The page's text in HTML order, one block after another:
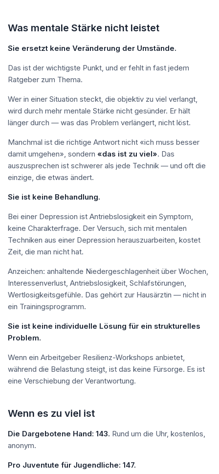
Was mentale Stärke nicht leistet
Sie ersetzt keine Veränderung der Umstände.
Das ist der wichtigste Punkt, und er fehlt in fast jedem
Ratgeber zum Thema.
Wer in einer Situation steckt, die objektiv zu viel verlangt,
wird durch mehr mentale Stärke nicht gesünder. Er hält
länger durch — was das Problem verlängert, nicht löst.
Manchmal ist die richtige Antwort nicht «ich muss besser
damit umgehen», sondern «das ist zu viel». Das
auszusprechen ist schwerer als jede Technik — und oft die
einzige, die etwas ändert.
Sie ist keine Behandlung.
Bei einer Depression ist Antriebslosigkeit ein Symptom,
keine Charakterfrage. Der Versuch, sich mit mentalen
Techniken aus einer Depression herauszuarbeiten, kostet
Zeit, die man nicht hat.
Anzeichen: anhaltende Niedergeschlagenheit über Wochen,
Interessenverlust, Antriebslosigkeit, Schlafstörungen,
Wertlosigkeitsgefühle. Das gehört zur Hausärztin — nicht in
ein Trainingsprogramm.
Sie ist keine individuelle Lösung für ein strukturelles
Problem.
Wenn ein Arbeitgeber Resilienz-Workshops anbietet,
während die Belastung steigt, ist das keine Fürsorge. Es ist
eine Verschiebung der Verantwortung.
Wenn es zu viel ist
Die Dargebotene Hand: 143. Rund um die Uhr, kostenlos,
anonym.
Pro Juventute für Jugendliche: 147.